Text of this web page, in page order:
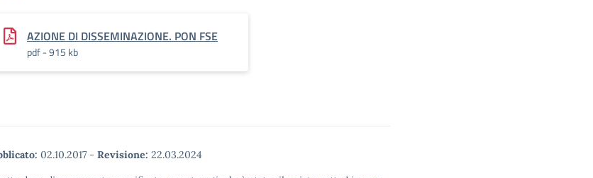
AZIONE DI DISSEMINAZIONE. PON FSE
pdf - 915 kb
02.10.2017 - Revisione: 22.03.2024